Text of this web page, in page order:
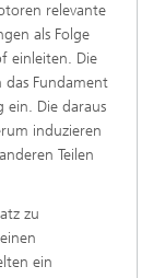
relevante
als Folge
einleiten. Die
Fundament
ein. Die daraus
induzieren
Teilen
zu
ein